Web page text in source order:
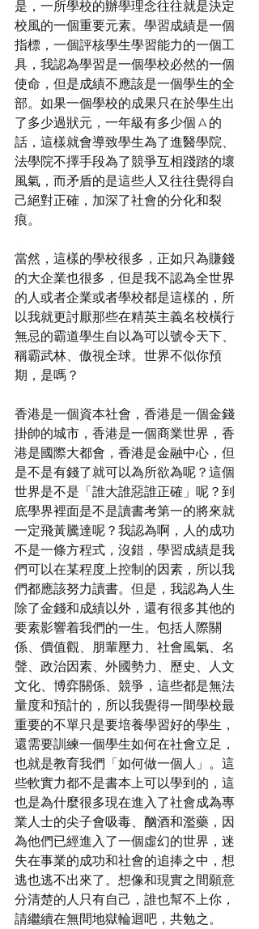
是，一所學校的辦學理念往往就是決定
校風的一個重要元素。學習成績是一個
指標，一個評核學生學習能力的一個工
具，我認為學習是一個學校必然的一個
使命，但是成績不應該是一個學生的全
部。如果一個學校的成果只在於學生出
了多少過狀元，一年級有多少個 A 的
話，這樣就會導致學生為了進醫學院、
法學院不擇手段為了競爭互相踐踏的壞
風氣，而矛盾的是這些人又往往覺得自
己絕對正確，加深了社會的分化和裂
痕。
當然，這樣的學校很多，正如只為賺錢
的大企業也很多，但是我不認為全世界
的人或者企業或者學校都是這樣的，所
以我就更討厭那些在精英主義名校橫行
無忌的霸道學生自以為可以號令天下、
稱霸武林、傲視全球。世界不似你預
期，是嗎？
香港是一個資本社會，香港是一個金錢
掛帥的城市，香港是一個商業世界，香
港是國際大都會，香港是金融中心，但
是不是有錢了就可以為所欲為呢？這個
世界是不是「誰大誰惡誰正確」呢？到
底學界裡面是不是讀書考第一的將來就
一定飛黃騰達呢？我認為啊，人的成功
不是一條方程式，沒錯，學習成績是我
們可以在某程度上控制的因素，所以我
們都應該努力讀書。但是，我認為人生
除了金錢和成績以外，還有很多其他的
要素影響着我們的一生。包括人際關
係、價值觀、朋輩壓力、社會風氣、名
聲、政治因素、外國勢力、歷史、人文
文化、博弈關係、競爭，這些都是無法
量度和預計的，所以我覺得一間學校最
重要的不單只是要培養學習好的學生，
還需要訓練一個學生如何在社會立足，
也就是教育我們「如何做一個人」。這
些軟實力都不是書本上可以學到的，這
也是為什麼很多現在進入了社會成為專
業人士的尖子會吸毒、酗酒和濫藥，因
為他們已經進入了一個虛幻的世界，迷
失在事業的成功和社會的追捧之中，想
逃也逃不出來了。想像和現實之間願意
分清楚的人只有自己，誰也幫不上你，
請繼續在無間地獄輪迴吧，共勉之。